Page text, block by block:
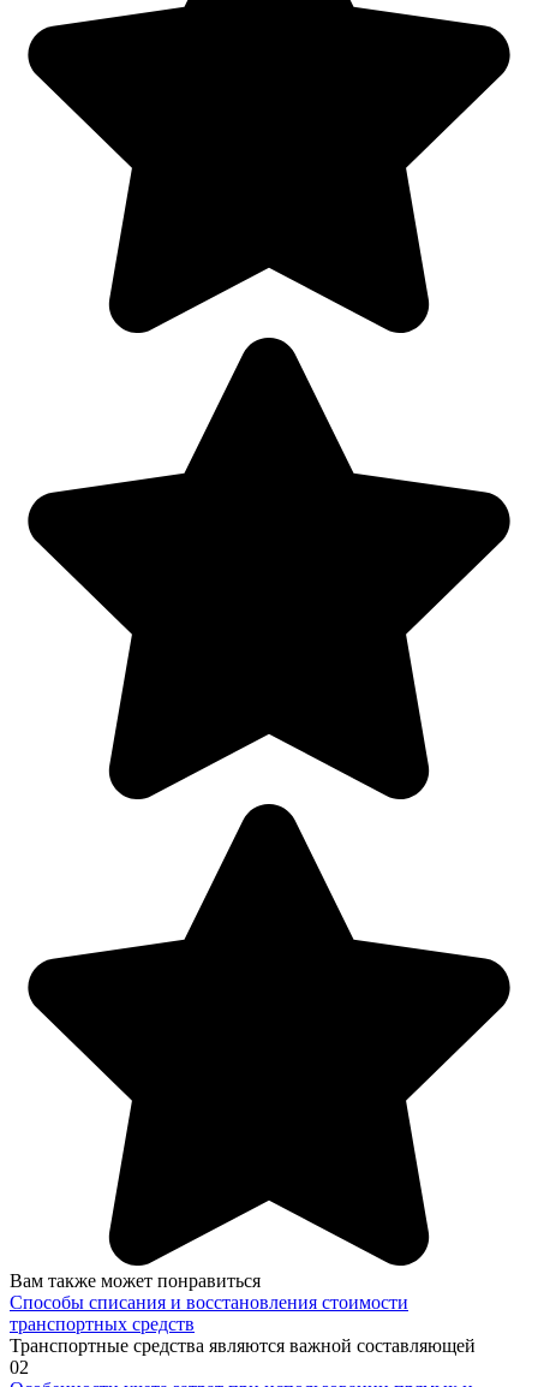
Вам также может понравиться
Способы списания и восстановления стоимости
транспортных средств
Транспортные средства являются важной составляющей
02